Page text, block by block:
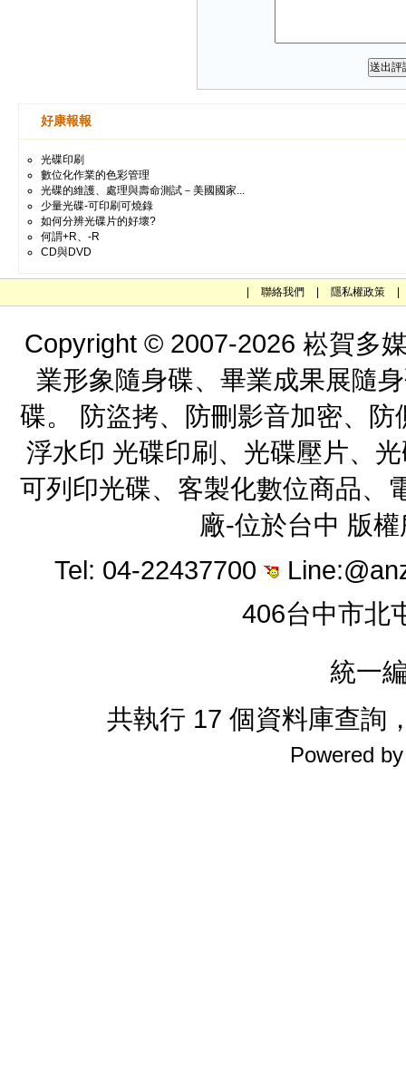
好康報報
光碟印刷
數位化作業的色彩管理
光碟的維護、處理與壽命測試－美國國家...
少量光碟-可印刷可燒錄
如何分辨光碟片的好壞?
何謂+R、-R
CD與DVD
聯絡我們 隱私權政策
Copyright © 2007-2026 崧賀多
業形象隨身碟、畢業成果展隨
碟。 防盜拷、防刪影音加密、
浮水印 光碟印刷、光碟壓片、
可列印光碟、客製化數位商品、
廠-位於台中 版
Tel: 04-22437700
406台中市北
統一
共執行 17 個資料庫查詢
Powered